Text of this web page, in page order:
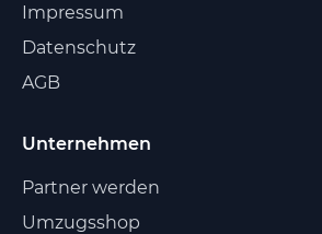
Impressum
Datenschutz
AGB
Unternehmen
Partner werden
Umzugsshop